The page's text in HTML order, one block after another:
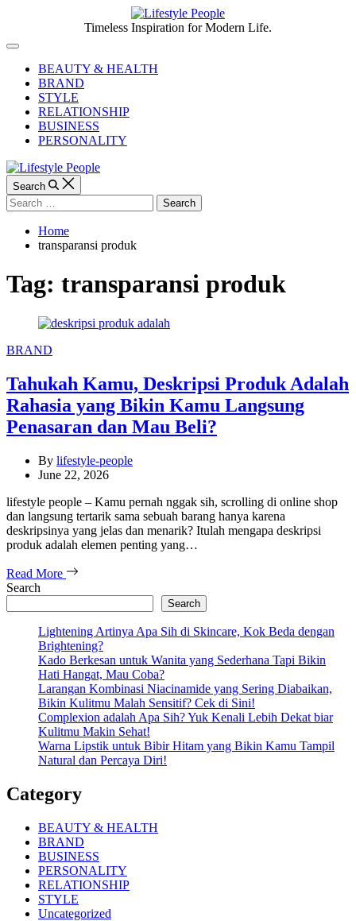
content
People
Timeless Inspiration for Modern Life.
Off
CanvasBEAUTY & HEALTH
BRAND
STYLE
RELATIONSHIP
BUSINESS
PERSONALITY
Search
Search
for:
Home
transparansi produk
Tag: transparansi produk
Categories
BRAND
Tahukah Kamu, Deskripsi Produk Adalah
Rahasia yang Bikin Kamu Langsung
Penasaran dan Mau Beli?
By lifestyle-people
June 22, 2026
lifestyle people – Kamu pernah nggak sih, scrolling di online shop
dan langsung tertarik sama sebuah barang hanya karena
deskripsinya yang jelas dan menarik? Itulah mengapa deskripsi
produk adalah elemen penting yang…
Read More
Search
Search
Lightening Artinya Apa Sih di Skincare, Kok Beda dengan
Brightening?
Kado Berkesan untuk Wanita yang Sederhana Tapi Bikin
Hati Hangat, Mau Coba?
Larangan Kombinasi Niacinamide yang Sering Diabaikan,
Bikin Kulitmu Malah Sensitif? Cek di Sini!
Complexion adalah Apa Sih? Yuk Kenali Lebih Dekat biar
Kulitmu Makin Sehat!
Warna Lipstik untuk Bibir Hitam yang Bikin Kamu Tampil
Natural dan Percaya Diri!
Category
BEAUTY & HEALTH
BRAND
BUSINESS
PERSONALITY
RELATIONSHIP
STYLE
Uncategorized